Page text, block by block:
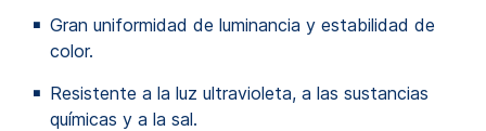
Gran uniformidad de luminancia y estabilidad de
color.
Resistente a la luz ultravioleta, a las sustancias
químicas y a la sal.